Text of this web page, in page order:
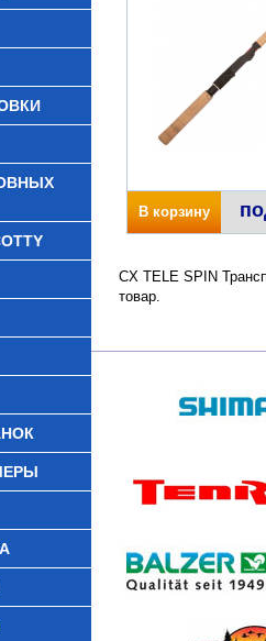
В корзину
CX TELE SPIN
товар.